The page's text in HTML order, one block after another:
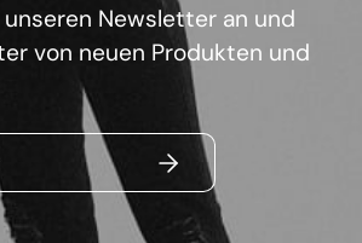
Newsletter an und
von neuen Produkten und
ABSENDEN